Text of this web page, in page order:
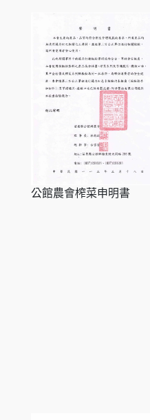
公館農會榨菜申明書